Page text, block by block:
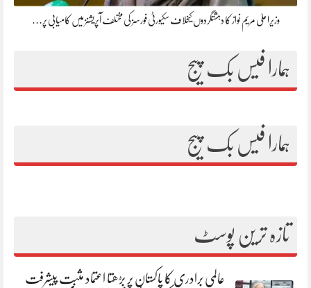
وزیراعلیٰ مریم نواز کا دہشتگردوں کیخلاف سکیورٹی فورسز کی مختلف آپریشنز میں کامیابی پر…
ہمارا فیس بک پیج
ہمارا فیس بک پیج
تازہ ترین پوسٹ
عالمی برادری کا پاکستان پر بڑھتا اعتماد مثبت پیشرفت